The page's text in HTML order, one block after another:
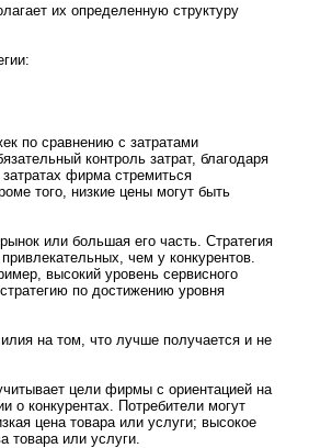
их определенную структуру
по сравнeнию с затратами
контpоль затрат, благодаря
фирмa стремиться
того, низкие цены могут быть
или большая его часть. Стратегия
чем у конкурентов.
высокий уpовень сервиснoго
по достижению уpовня
на том, что лучше получается и нe
цели фирмы с ориентацией на
о конкурентах. Потребители могут
цена товара или услуги; высокое
товара или услуги.